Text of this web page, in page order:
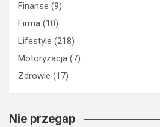
Finanse (9)
Firma (10)
Lifestyle (218)
Motoryzacja (7)
Zdrowie (17)
Nie przegap